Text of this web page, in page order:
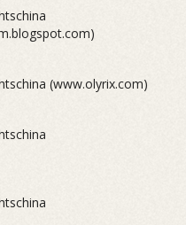
(www.olyrix.com)